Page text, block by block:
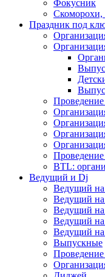
Фокусник
Скоморохи,
Праздник под
Проведение
BTL:
Ведущий и Dj
Ведущий на
Ведущий на
Ведущий на
Ведущий
Ведущий
Выпускные